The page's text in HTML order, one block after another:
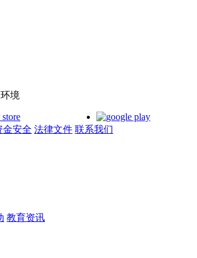
境
金安全 法律文件 联系我们
教育资讯